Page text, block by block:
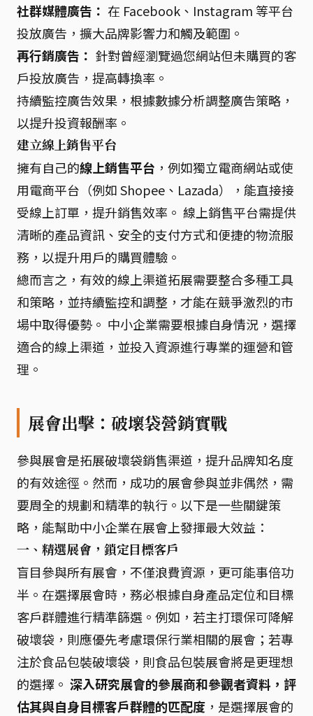
社群媒體廣告： 在 Facebook、Instagram 等平台
投放廣告，擴大品牌影響力和觸及範圍。
再行銷廣告： 針對曾經瀏覽過您網站但未購買的客
戶投放廣告，提高轉換率。
持續監控廣告效果，根據數據分析調整廣告策略，
以提升投資報酬率。
建立線上銷售平台
擁有自己的線上銷售平台 ，例如獨立電商網站或使
用電商平台（例如 Shopee、Lazada），能直接接
受線上訂單，提升銷售效率。 線上銷售平台需提供
清晰的產品資訊、安全的支付方式和便捷的物流服
務，以提升用戶的購買體驗。
總而言之，有效的線上渠道拓展需要整合多種工具
和策略，並持續監控和調整，才能在競爭激烈的市
場中取得優勢。 中小企業需要根據自身情況，選擇
適合的線上渠道，並投入資源進行專業的運營和管
理。
展會出擊：破壞袋營銷實戰
參與展會是拓展破壞袋銷售渠道，提升品牌知名度
的有效途徑。然而，成功的展會參與並非偶然，需
要周全的規劃和精準的執行。以下是一些關鍵策
略，能幫助中小企業在展會上發揮最大效益：
一、精選展會，鎖定目標客戶
盲目參與所有展會，不僅浪費資源，更可能事倍功
半。在選擇展會時，務必根據自身產品定位和目標
客戶群體進行精準篩選。例如，若主打環保可降解
破壞袋，則應優先考慮環保行業相關的展會；若專
注於食品包裝破壞袋，則食品包裝展會將是更理想
的選擇。 深入研究展會的參展商和參觀者資料，評
估其與自身目標客戶群體的匹配度 ，是選擇展會的